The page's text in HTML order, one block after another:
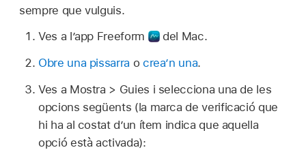
sempre que vulguis.
Ves a l’app Freeform
del Mac.
Obre una pissarra o crea’n una.
Ves a Mostra > Guies i selecciona una de les
opcions següents (la marca de verificació que
hi ha al costat d’un ítem indica que aquella
opció està activada):